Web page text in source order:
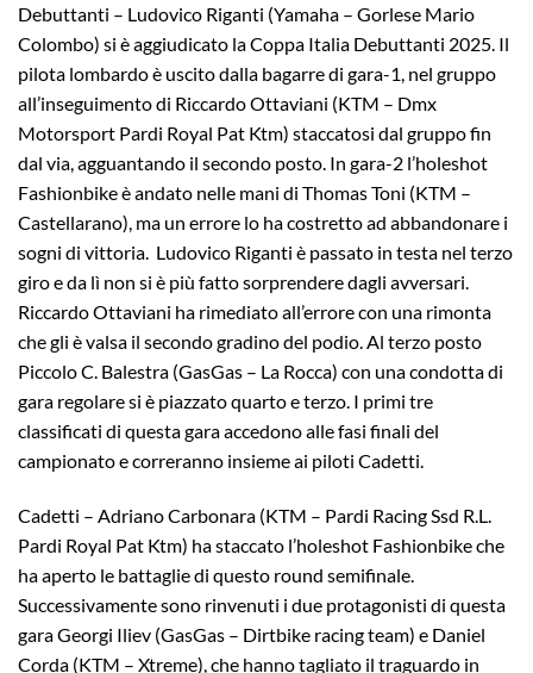
Debuttanti – Ludovico Riganti (Yamaha – Gorlese Mario
Colombo) si è aggiudicato la Coppa Italia Debuttanti 2025. Il
pilota lombardo è uscito dalla bagarre di gara-1, nel gruppo
all’inseguimento di Riccardo Ottaviani (KTM – Dmx
Motorsport Pardi Royal Pat Ktm) staccatosi dal gruppo fin
dal via, agguantando il secondo posto. In gara-2 l’holeshot
Fashionbike è andato nelle mani di Thomas Toni (KTM –
Castellarano), ma un errore lo ha costretto ad abbandonare i
sogni di vittoria. Ludovico Riganti è passato in testa nel terzo
giro e da lì non si è più fatto sorprendere dagli avversari.
Riccardo Ottaviani ha rimediato all’errore con una rimonta
che gli è valsa il secondo gradino del podio. Al terzo posto
Piccolo C. Balestra (GasGas – La Rocca) con una condotta di
gara regolare si è piazzato quarto e terzo. I primi tre
classificati di questa gara accedono alle fasi finali del
campionato e correranno insieme ai piloti Cadetti.
Cadetti – Adriano Carbonara (KTM – Pardi Racing Ssd R.L.
Pardi Royal Pat Ktm) ha staccato l’holeshot Fashionbike che
ha aperto le battaglie di questo round semifinale.
Successivamente sono rinvenuti i due protagonisti di questa
gara Georgi Iliev (GasGas – Dirtbike racing team) e Daniel
Corda (KTM – Xtreme), che hanno tagliato il traguardo in